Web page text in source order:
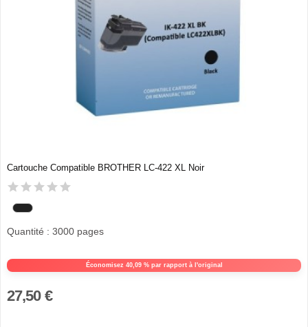
Cartouche Compatible BROTHER LC-422 XL Noir
Économisez 40,09 % par rapport à l'original
Quantité : 3000 pages
27,50 €